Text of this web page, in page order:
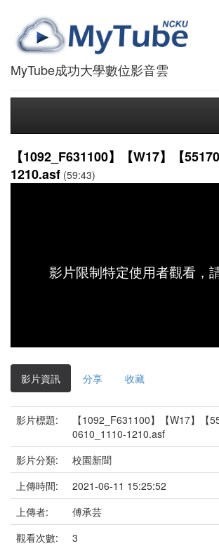
MyTube成功大學數位影音雲
【1092_F631100】【W17】【
1210.asf (59:43)
影片限制特定使用者觀看，
影片資訊 分享 收藏
影片標題:
【1092_F631100】【W17】【
0610_1110-1210.asf
影片分類:
校園新聞
上傳時間:
2021-06-11 15:25:52
上傳者:
傅承芸
觀看次數:
3